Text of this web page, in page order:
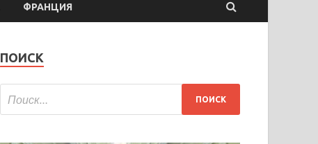
ФРАНЦИЯ
ПОИСК